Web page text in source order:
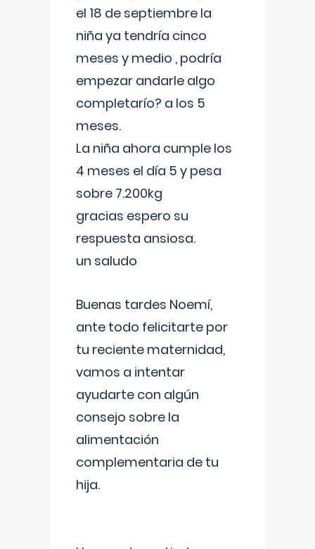
el 18 de septiembre la
niña ya tendría cinco
meses y medio , podría
empezar andarle algo
completarío? a los 5
meses.
La niña ahora cumple los
4 meses el día 5 y pesa
sobre 7.200kg
gracias espero su
respuesta ansiosa.
un saludo
Buenas tardes Noemí,
ante todo felicitarte por
tu reciente maternidad,
vamos a intentar
ayudarte con algún
consejo sobre la
alimentación
complementaria de tu
hija.